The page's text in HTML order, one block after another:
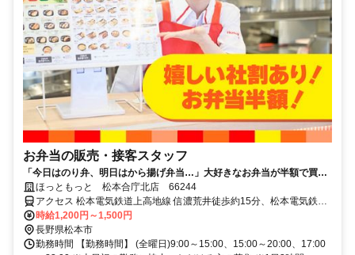
お弁当の販売・接客スタッフ
「今日はのり弁、明日はから揚げ弁当…」大好きなお弁当が半額で買え
るから、今日も働くのが楽しみだ。
ほっともっと 松本合庁北店 66244
アクセス 松本電気鉄道上高地線 信濃荒井徒歩約15分、松本電気鉄道
上高地線 大庭徒歩約17分、ＪＲ大糸線 北松本アルプス口徒歩約19分
松本電気鉄道上高地線「大庭駅」より徒歩９分
時給1,200円～1,500円
長野県松本市
勤務時間 【勤務時間】 (全曜日)9:00～15:00、15:00～20:00、17:00